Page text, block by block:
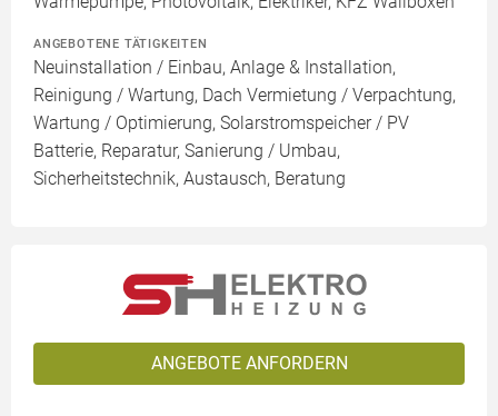
ANGEBOTENE TÄTIGKEITEN
Neuinstallation / Einbau, Anlage & Installation,
Reinigung / Wartung, Dach Vermietung / Verpachtung,
Wartung / Optimierung, Solarstromspeicher / PV
Batterie, Reparatur, Sanierung / Umbau,
Sicherheitstechnik, Austausch, Beratung
ANGEBOTE ANFORDERN